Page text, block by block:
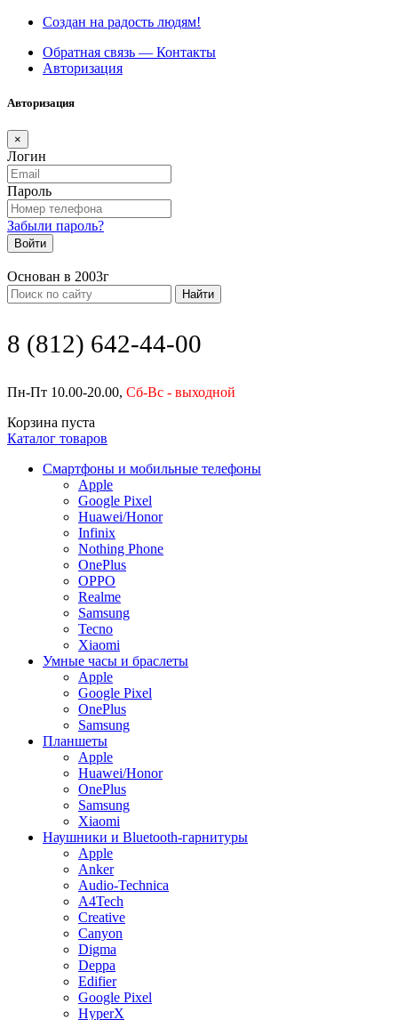
Создан на радость людям!
Обратная связь — Контакты
Авторизация
Авторизация
×
Логин
Пароль
Забыли пароль?
Войти
Основан в 2003г
Найти
8 (812) 642-44-00
Пн-Пт 10.00-20.00, Сб-Вс - выходной
Корзина пуста
Каталог товаров
Смартфоны и мобильные телефоны
Apple
Google Pixel
Huawei/Honor
Infinix
Nothing Phone
OnePlus
OPPO
Realme
Samsung
Tecno
Xiaomi
Умные часы и браслеты
Apple
Google Pixel
OnePlus
Samsung
Планшеты
Apple
Huawei/Honor
OnePlus
Samsung
Xiaomi
Наушники и Bluetooth-гарнитуры
Apple
Anker
Audio-Technica
A4Tech
Creative
Canyon
Digma
Deppa
Edifier
Google Pixel
HyperX